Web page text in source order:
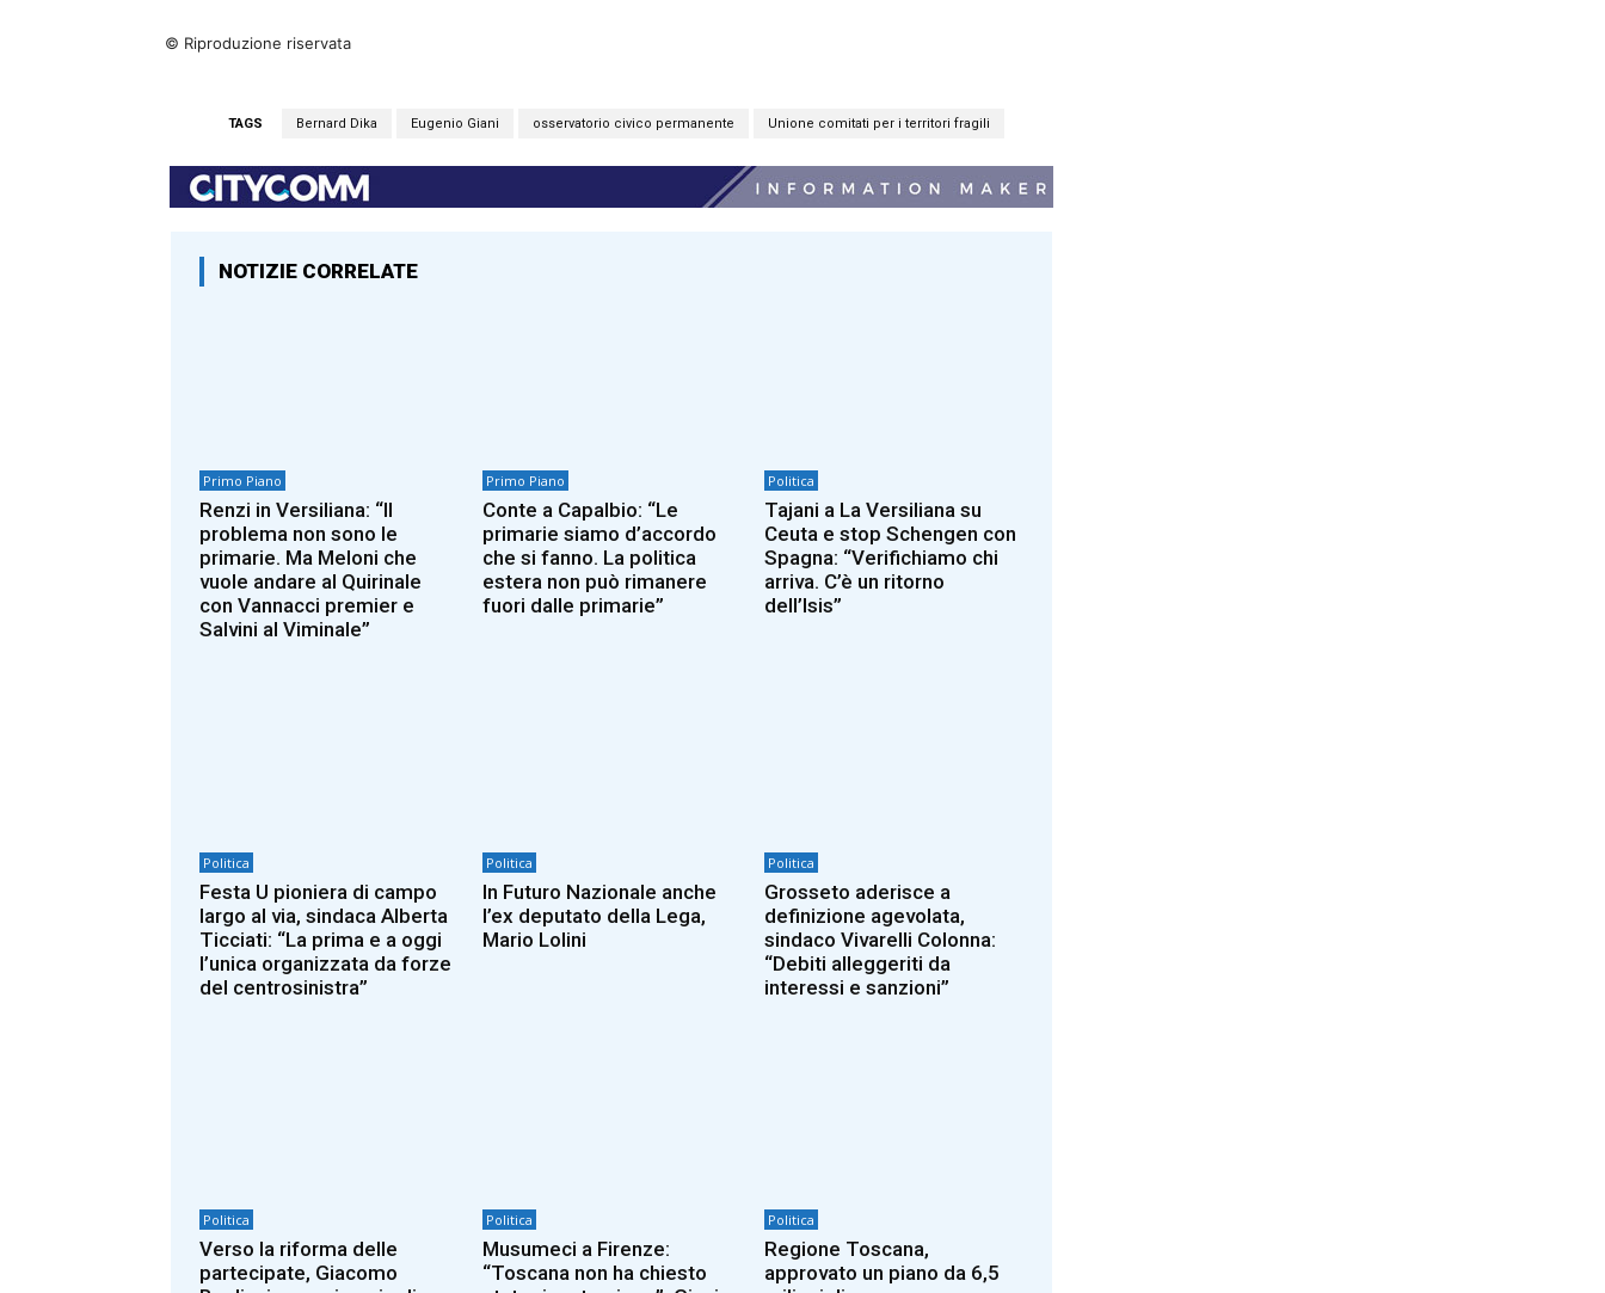
© Riproduzione riservata
TAGS Bernard Dika Eugenio Giani osservatorio civico permanente Unione comitati per i territori fragili
NOTIZIE CORRELATE
Primo Piano
Renzi in Versiliana: “Il
problema non sono le
primarie. Ma Meloni che
vuole andare al Quirinale
con Vannacci premier e
Salvini al Viminale”
Primo Piano
Conte a Capalbio: “Le
primarie siamo d’accordo
che si fanno. La politica
estera non può rimanere
fuori dalle primarie”
Politica
Tajani a La Versiliana su
Ceuta e stop Schengen con
Spagna: “Verifichiamo chi
arriva. C’è un ritorno
dell’Isis”
Politica
Festa U pioniera di campo
largo al via, sindaca Alberta
Ticciati: “La prima e a oggi
l’unica organizzata da forze
del centrosinistra”
Politica
In Futuro Nazionale anche
l’ex deputato della Lega,
Mario Lolini
Politica
Grosseto aderisce a
definizione agevolata,
sindaco Vivarelli Colonna:
“Debiti alleggeriti da
interessi e sanzioni”
Politica
Verso la riforma delle
partecipate, Giacomo
Politica
Musumeci a Firenze:
“Toscana non ha chiesto
Politica
Regione Toscana,
approvato un piano da 6,5